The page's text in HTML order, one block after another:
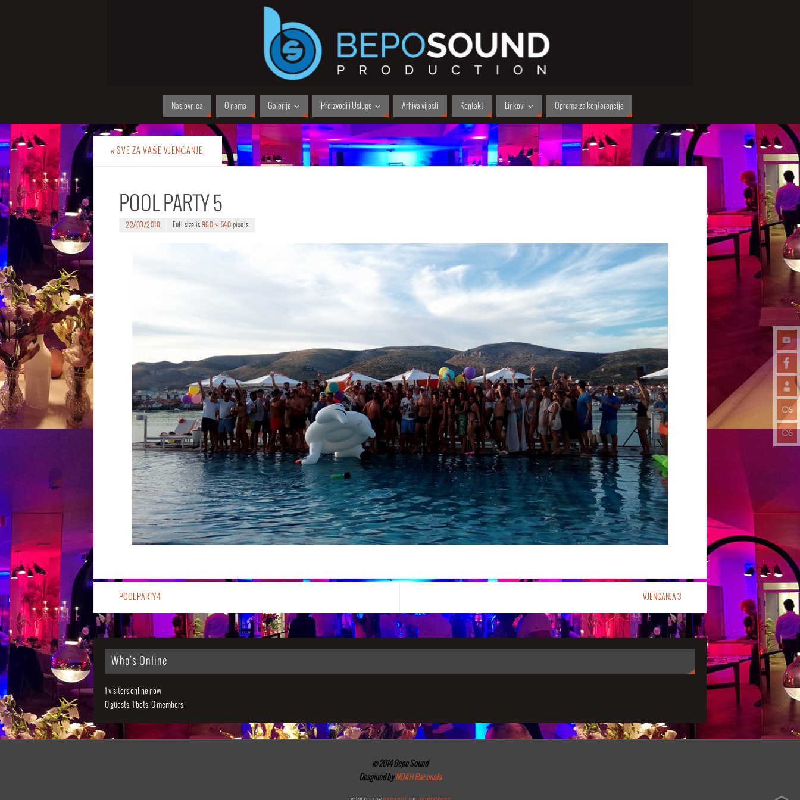
Naslovnica O nama Galerije Proizvodi i Usluge Arhiva vijesti Kontakt Linkovi Oprema za konferencije
« SVE ZA VAŠE VJENČANJE,
POOL PARTY 5
22/03/2018 Full size is 960 × 540 pixels
POOL PARTY 4 VJENCANJA 3
Who's Online
1 visitors online now
0 guests, 1 bots, 0 members
© 2014 Bepo Sound
Desgined byNOAH Računala